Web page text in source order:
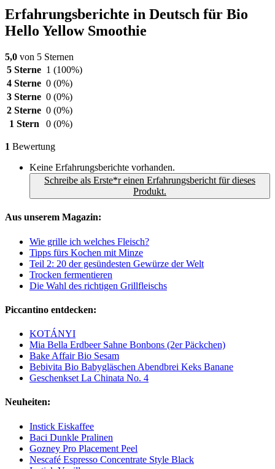
Erfahrungsberichte in Deutsch für Bio
Hello Yellow Smoothie
5,0 von 5 Sternen
5 Sterne 1 (100%)
4 Sterne 0 (0%)
3 Sterne 0 (0%)
2 Sterne 0 (0%)
1 Stern
0 (0%)
1 Bewertung
Keine Erfahrungsberichte vorhanden.
Schreibe als Erste*r einen Erfahrungsbericht für dieses
Produkt.
Aus unserem Magazin:
Wie grille ich welches Fleisch?
Tipps fürs Kochen mit Minze
Teil 2: 20 der gesündesten Gewürze der Welt
Trocken fermentieren
Die Wahl des richtigen Grillfleischs
Piccantino entdecken:
KOTÁNYI
Mia Bella Erdbeer Sahne Bonbons (2er Päckchen)
Bake Affair Bio Sesam
Bebivita Bio Babygläschen Abendbrei Keks Banane
Geschenkset La Chinata No. 4
Neuheiten:
Instick Eiskaffee
Baci Dunkle Pralinen
Gozney Pro Placement Peel
Nescafé Espresso Concentrate Style Black